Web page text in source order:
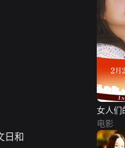
女人们
电影